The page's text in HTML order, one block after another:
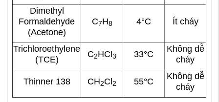
Dimethyl
Formaldehyde
(Acetone)
C7H8 4°C Ít cháy
Trichloroethylene
(TCE)
C2HCl 3 33°C
Không dễ
cháy
Thinner 138 CH2Cl 2 55°C
Không dễ
cháy